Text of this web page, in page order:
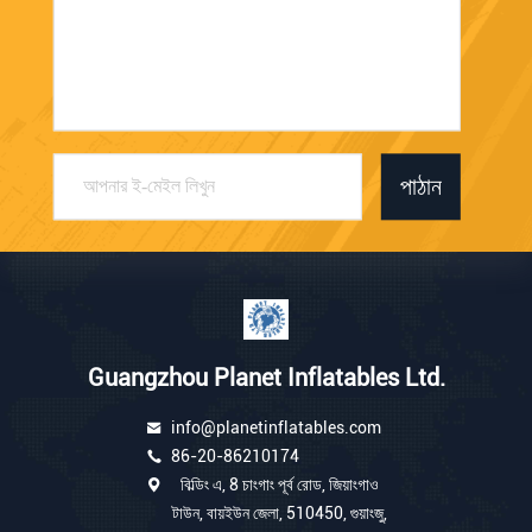
পাঠান
Guangzhou Planet Inflatables Ltd.
info@planetinflatables.com
86-20-86210174
বিল্ডিং এ, 8 চাংগাং পূর্ব রোড, জিয়াংগাও
টাউন, বায়ইউন জেলা, 510450, গুয়াংজু,